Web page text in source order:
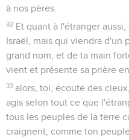
à nos pères.
32 Et quant à l'étranger
Israël, mais qui viendra d'un
grand nom, et de ta main
vient et présente sa prière
33 alors, toi, écoute des
agis selon tout ce que
tous les peuples de la terre
craignent, comme ton